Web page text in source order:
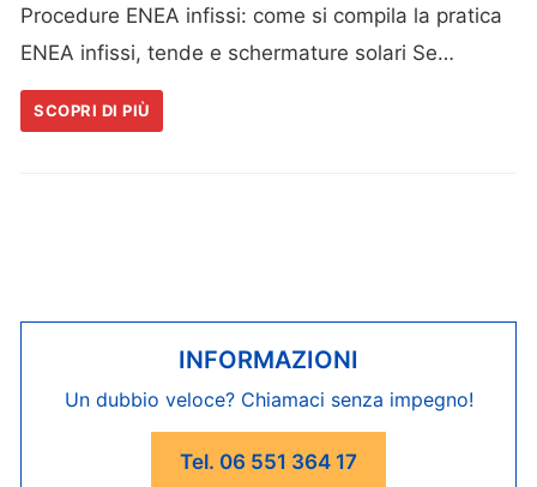
Procedure ENEA infissi: come si compila la pratica
ENEA infissi, tende e schermature solari Se…
SCOPRI DI PIÙ
INFORMAZIONI
Un dubbio veloce? Chiamaci senza impegno!
Tel. 06 551 364 17